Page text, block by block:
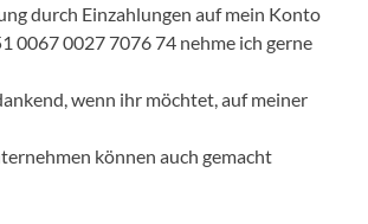
durch Einzahlungen auf mein Konto
0067 0027 7076 74 nehme ich gerne
wenn ihr möchtet, auf meiner
können auch gemacht